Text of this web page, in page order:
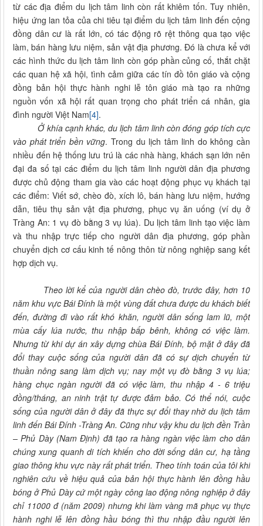
từ các địa điểm du lịch tâm linh còn rất khiêm tốn. Tuy nhiên,
hiệu ứng lan tỏa của chi tiêu tại điểm du lịch tâm linh đến cộng
đồng dân cư là rất lớn, có tác động rõ rệt thông qua tạo việc
làm, bán hàng lưu niệm, sản vật địa phương. Đó là chưa kể với
các hình thức du lịch tâm linh còn góp phần củng cố, thắt chặt
các quan hệ xã hội, tình cảm giữa các tín đồ tôn giáo và cộng
đồng bản hội thực hành nghi lễ tôn giáo mà tạo ra những
nguồn vốn xã hội rất quan trọng cho phát triển cá nhân, gia
đình người Việt Nam[4].
Ở khía cạnh khác, du lịch tâm linh còn đóng góp tích cực
vào phát triển bền vững. Trong du lịch tâm linh do không cần
nhiều đến hệ thống lưu trú là các nhà hàng, khách sạn lớn nên
đại đa số tại các điểm du lịch tâm linh người dân địa phương
được chủ động tham gia vào các hoạt động phục vụ khách tại
các điểm: Viết sớ, chèo đò, xích lô, bán hàng lưu niệm, hướng
dẫn, tiêu thụ sản vật địa phương, phục vụ ăn uống (ví dụ ở
Tràng An: 1 vụ đò bằng 3 vụ lúa). Du lịch tâm linh tạo việc làm
và thu nhập trực tiếp cho người dân địa phương, góp phần
chuyển dịch cơ cấu kinh tế nông thôn từ nông nghiệp sang kết
hợp dịch vụ.
Theo lời kể của người dân chèo đò, trước đây, hơn 10
năm khu vực Bái Đính là một vùng đất chưa được du khách biết
đến, đường đi vào rất khó khăn, người dân sống lam lũ, một
mùa cấy lúa nước, thu nhập bấp bênh, không có việc làm.
Nhưng từ khi dự án xây dựng chùa Bái Đính, bộ mặt ở đây đã
đổi thay cuộc sống của người dân đã có sự dịch chuyển từ
thuần nông sang làm dịch vụ; nay một vụ đò bằng 3 vụ lúa;
hàng chục ngàn người đã có việc làm, thu nhập 4 - 6 triệu
đồng/tháng, an ninh trật tự được đảm bảo. Có thể nói, cuộc
sống của người dân ở đây đã thực sự đổi thay nhờ du lịch tâm
linh đến Bái Đính -Tràng An. Cũng như vậy khu du lịch đền Trần
– Phủ Dày (Nam Định) đã tạo ra hàng ngàn việc làm cho dân
chúng xung quanh di tích khiến cho đời sống dân cư, hạ tầng
giao thông khu vực này rất phát triển. Theo tính toán của tôi khi
nghiên cứu về hiệu quả của bản hội thực hành lên đồng hầu
bóng ở Phủ Dày cứ một ngày công lao động nông nghiệp ở đây
chỉ 11000 đ (năm 2009) nhưng khi làm vàng mã phục vụ thực
hành nghi lễ lên đồng hầu bóng thì thu nhập đầu người lên